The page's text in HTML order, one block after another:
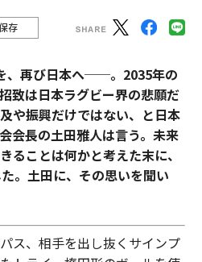
存
、再び日本へ──。2035年の
致は日本ラグビー界の悲願だ
や振興だけではない、と日本
会長の土田雅人は言う。 未来
ることは何かと考えた末に、
。土田に、その思いを聞い
ス、相手を出し抜くサインプ